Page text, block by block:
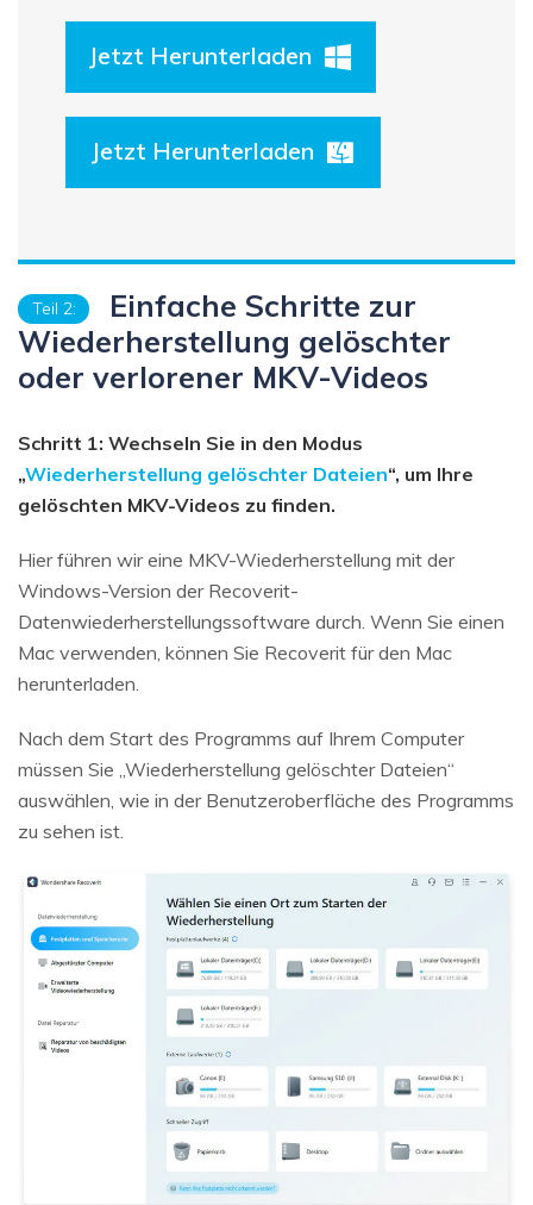
Jetzt Herunterladen
Jetzt Herunterladen
Teil 2:
Einfache Schritte zur
Wiederherstellung gelöschter
oder verlorener MKV-Videos
Schritt 1: Wechseln Sie in den Modus
„Wiederherstellung gelöschter Dateien“, um Ihre
gelöschten MKV-Videos zu finden.
Hier führen wir eine MKV-Wiederherstellung mit der
Windows-Version der Recoverit-
Datenwiederherstellungssoftware durch. Wenn Sie einen
Mac verwenden, können Sie Recoverit für den Mac
herunterladen.
Nach dem Start des Programms auf Ihrem Computer
müssen Sie „Wiederherstellung gelöschter Dateien“
auswählen, wie in der Benutzeroberfläche des Programms
zu sehen ist.